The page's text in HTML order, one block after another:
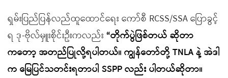
ရှမ်းပြည်ပြန်လည်ထူထောင်ရေး ကော်စီ RCSS/SSA ပြောခွင့်
ရ ဒု-ဗိုလ်မှူးစိုင်းဦးကလည်း “တိုက်ပွဲဖြစ်တယ် ဆိုတာ
ကတော့ အတည်ပြုလို့ရပါတယ်။ ကျွန်တော်တို့ TNLA နဲ့ အဲဒါ
က မြေပြင်သတင်းရတာပါ SSPP လည်း ပါတယ်ဆိုတာ။